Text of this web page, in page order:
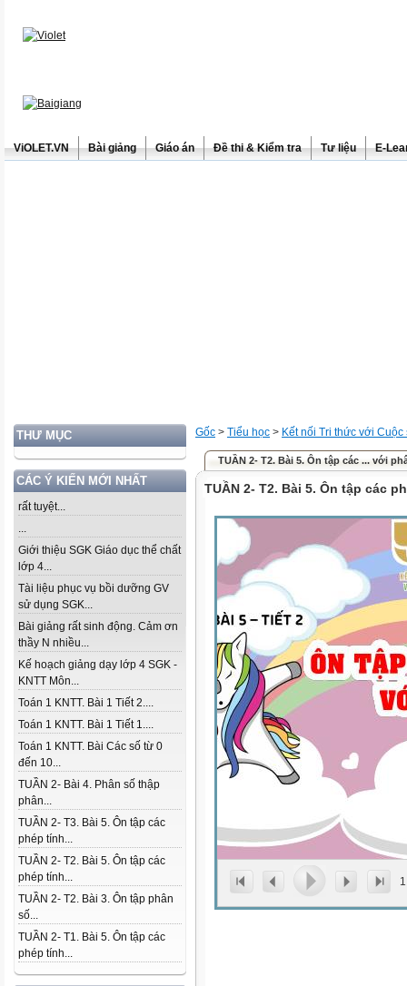
ViOLET.VN Bài giảng Giáo án Đề thi & Kiểm tra Tư liệu E-
THƯ MỤC
CÁC Ý KIẾN MỚI NHẤT
rất tuyệt...
...
Giới thiệu SGK Giáo dục thể chất
lớp 4...
Tài liệu phục vụ bồi dưỡng GV
sử dụng SGK...
Bài giảng rất sinh động. Cảm ơn
thầy N nhiều...
Kế hoạch giảng dạy lớp 4 SGK -
KNTT Môn...
Toán 1 KNTT. Bài 1 Tiết 2....
Toán 1 KNTT. Bài 1 Tiết 1....
Toán 1 KNTT. Bài Các số từ 0
đến 10...
TUẦN 2- Bài 4. Phân số thập
phân...
TUẦN 2- T3. Bài 5. Ôn tập các
phép tính...
TUẦN 2- T2. Bài 5. Ôn tập các
phép tính...
TUẦN 2- T2. Bài 3. Ôn tập phân
số...
TUẦN 2- T1. Bài 5. Ôn tập các
phép tính...
Gốc > Tiểu học > Kết nối Tri thức với Cuộc
TUẦN 2- T2. Bài 5. Ôn tập các ... với
TUẦN 2- T2. Bài 5. Ôn tập các
1